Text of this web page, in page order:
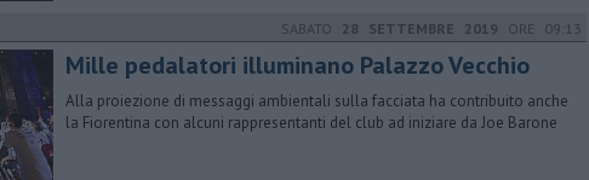
SABATO 28 SETTEMBRE 2019 ORE 09:13
Mille pedalatori illuminano Palazzo Vecchio
Alla proiezione di messaggi ambientali sulla facciata ha contribuito anche
la Fiorentina con alcuni rappresentanti del club ad iniziare da Joe Barone